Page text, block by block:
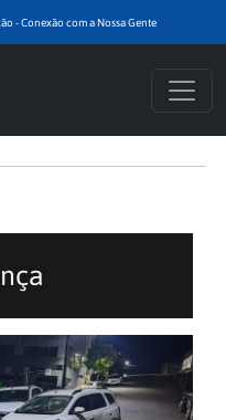
- Conexão com a Nossa Gente